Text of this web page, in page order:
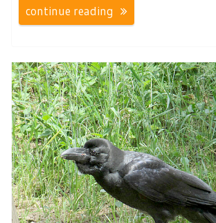
continue reading